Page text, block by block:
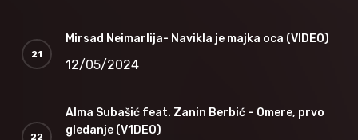
Mirsad Neimarlija- Navikla je majka oca (VIDEO)
12/05/2024
Alma Subašić feat. Zanin Berbić – Omere, prvo
gledanje (V1DEO)